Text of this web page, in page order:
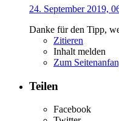
24. September 2019,
Danke für den Tipp,
Zitieren
Inhalt melden
Zum
Teilen
Facebook